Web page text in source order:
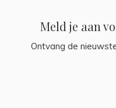
Meld je aan
Ontvang de